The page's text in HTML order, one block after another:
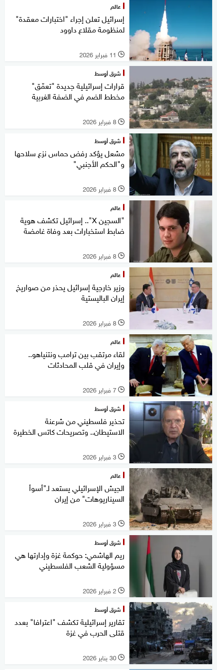
عالم
إسرائيل تعلن إجراء "اختبارات معقدة"
لمنظومة مقلاع داوود
l 11 فبراير 2026
شرق أوسط
قرارات إسرائيلية جديدة "تعمّق"
مخطط الضم في الضفة الغربية
l 8 فبراير 2026
شرق أوسط
مشعل يؤكد رفض حماس نزع سلاحها
و"الحكم الأجنبي"
l 8 فبراير 2026
عالم
"السجين X".. إسرائيل تكشف هوية
ضابط استخبارات بعد وفاة غامضة
l 8 فبراير 2026
عالم
وزير خارجية إسرائيل يحذر من صواريخ
إيران الباليستية
l 8 فبراير 2026
عالم
لقاء مرتقب بين ترامب ونتنياهو..
وإيران في قلب المحادثات
l 7 فبراير 2026
شرق أوسط
تحذير فلسطيني من شرعنة
الاستيطان.. وتصريحات كاتس الخطيرة
l 3 فبراير 2026
عالم
الجيش الإسرائيلي يستعد لـ"أسوأ
السيناريوهات" من إيران
l 3 فبراير 2026
شرق أوسط
ريم الهاشمي: حوكمة غزة وإدارتها هي
مسؤولية الشعب الفلسطيني
l 2 فبراير 2026
شرق أوسط
تقارير إسرائيلية تكشف "اعترافا" بعدد
قتلى الحرب في غزة
l 30 يناير 2026